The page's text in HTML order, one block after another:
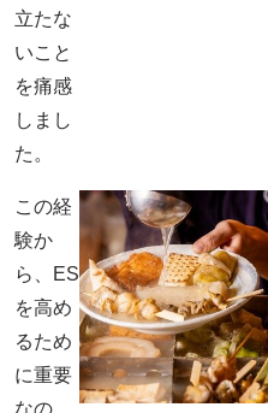
立たな
いこと
を痛感
しまし
た。
この経
験か
ら、ES
を高め
るため
に重要
なの